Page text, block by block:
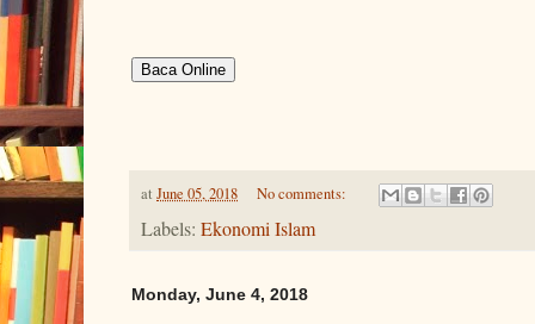
Baca Online
at June 05, 2018 No comments:
Labels: Ekonomi Islam
Monday, June 4, 2018